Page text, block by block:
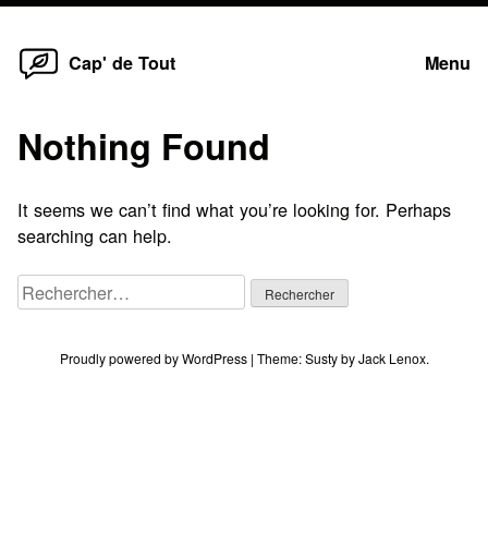
Skip
Cap' de Tout Menu
Nothing Found
It seems we can’t find what you’re looking for. Perhaps
searching can help.
Rechercher :
Proudly powered by WordPress | Theme:SustybyJack Lenox.